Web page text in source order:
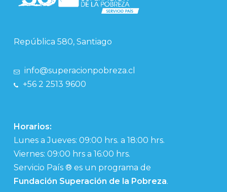
República 580, Santiago
info@superacionpobreza.cl
+56 2 2513 9600
Horarios:
Lunes a Jueves: 09:00 hrs. a 18:00 hrs.
Viernes: 09:00 hrs a 16:00 hrs.
Servicio País ® es un programa de
Fundación Superación de la Pobreza.